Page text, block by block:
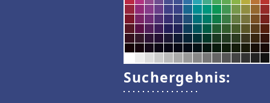
Suchergebnis: